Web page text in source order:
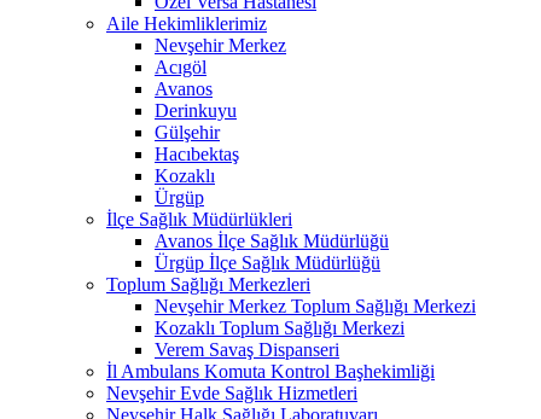
Aile Hekimliklerimiz
Nevşehir Merkez
Acıgöl
Avanos
Derinkuyu
Gülşehir
Hacıbektaş
Kozaklı
Ürgüp
İlçe Sağlık Müdürlükleri
Avanos İlçe Sağlık Müdürlüğü
Ürgüp İlçe Sağlık Müdürlüğü
Toplum Sağlığı Merkezleri
Nevşehir Merkez Toplum Sağlığı Merkezi
Kozaklı Toplum Sağlığı Merkezi
Verem Savaş Dispanseri
İl Ambulans Komuta Kontrol Başhekimliği
Nevşehir Evde Sağlık Hizmetleri
Nevşehir Halk Sağlığı Laboratuvarı